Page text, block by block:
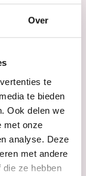
Over
te
te bieden
Ook delen we
met onze
analyse. Deze
met andere
ze hebben
Hair